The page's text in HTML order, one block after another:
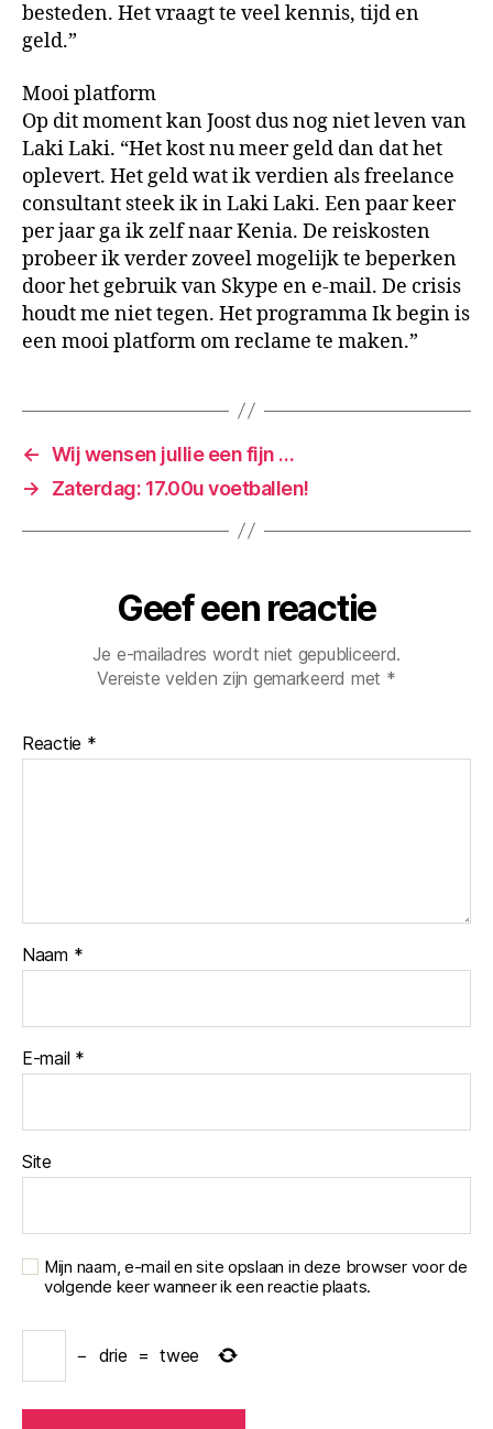
besteden. Het vraagt te veel kennis, tijd en
geld.”
Mooi platform
Op dit moment kan Joost dus nog niet leven van
Laki Laki. “Het kost nu meer geld dan dat het
oplevert. Het geld wat ik verdien als freelance
consultant steek ik in Laki Laki. Een paar keer
per jaar ga ik zelf naar Kenia. De reiskosten
probeer ik verder zoveel mogelijk te beperken
door het gebruik van Skype en e-mail. De crisis
houdt me niet tegen. Het programma Ik begin is
een mooi platform om reclame te maken.”
← Wij wensen jullie een fijn …
→
Zaterdag: 17.00u voetballen!
Geef een reactie
Je e-mailadres wordt niet gepubliceerd.
Vereiste velden zijn gemarkeerd met *
Reactie *
Naam *
E-mail *
Site
Mijn naam, e-mail en site opslaan in deze browser voor de
volgende keer wanneer ik een reactie plaats.
− drie = twee